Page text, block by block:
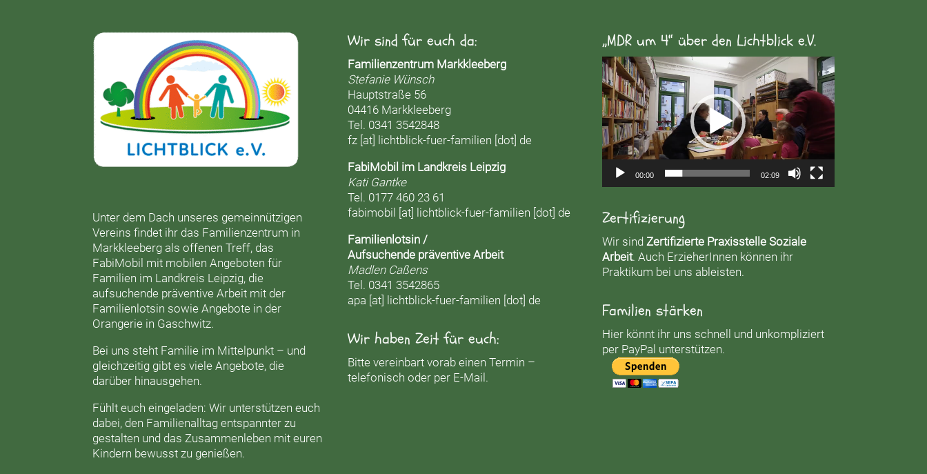
Unter dem Dach unseres gemeinnützigen
Vereins findet ihr das Familienzentrum in
Markkleeberg als offenen Treff, das
FabiMobil mit mobilen Angeboten für
Familien im Landkreis Leipzig, die
aufsuchende präventive Arbeit mit der
Familienlotsin sowie Angebote in der
Orangerie in Gaschwitz.
Bei uns steht Familie im Mittelpunkt – und
gleichzeitig gibt es viele Angebote, die
darüber hinausgehen.
Fühlt euch eingeladen: Wir unterstützen euch
dabei, den Familienalltag entspannter zu
gestalten und das Zusammenleben mit euren
Kindern bewusst zu genießen.
Wir sind für euch da:
Familienzentrum Markkleeberg
Stefanie Wünsch
Hauptstraße 56
04416 Markkleeberg
Tel. 0341 3542848
fz [at] lichtblick-fuer-familien [dot] de
FabiMobil im Landkreis Leipzig
Kati Gantke
Tel. 0177 460 23 61
fabimobil [at] lichtblick-fuer-familien [dot] de
Familienlotsin /
Aufsuchende präventive Arbeit
Madlen Caßens
Tel. 0341 3542865
apa [at] lichtblick-fuer-familien [dot] de
Wir haben Zeit für euch:
Bitte vereinbart vorab einen Termin –
telefonisch oder per E-Mail.
„MDR um 4“ über den Lichtblick e.V.
Video-
Player
00:00 02:09
Zertifizierung
Wir sind Zertifizierte Praxisstelle Soziale
Arbeit. Auch ErzieherInnen können ihr
Praktikum bei uns ableisten.
Familien stärken
Hier könnt ihr uns schnell und unkompliziert
per PayPal unterstützen.